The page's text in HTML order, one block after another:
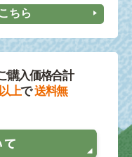
ちら
購入価格合計
上で送料無